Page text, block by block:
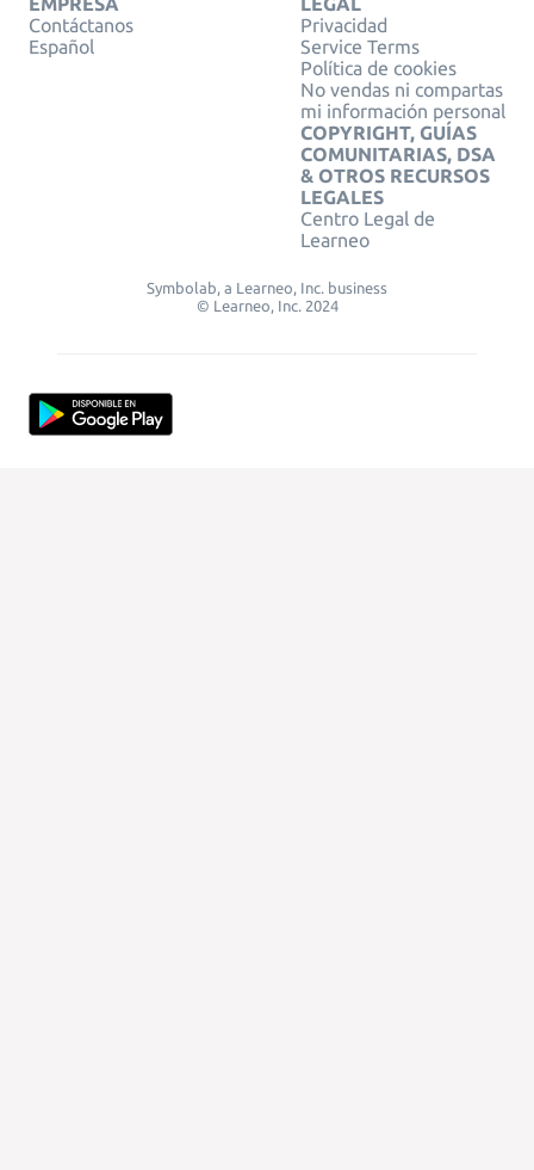
Contáctanos
Español
Privacidad
Service Terms
Política de cookies
No vendas ni compartas
mi información personal
COPYRIGHT, GUÍAS
COMUNITARIAS, DSA
& OTROS RECURSOS
LEGALES
Centro Legal de
Learneo
Symbolab, a Learneo, Inc. business
© Learneo, Inc. 2024